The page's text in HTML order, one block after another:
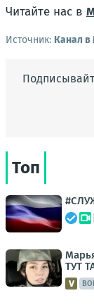
Читайте нас в
Источник: Канал
Топ
ТУТ